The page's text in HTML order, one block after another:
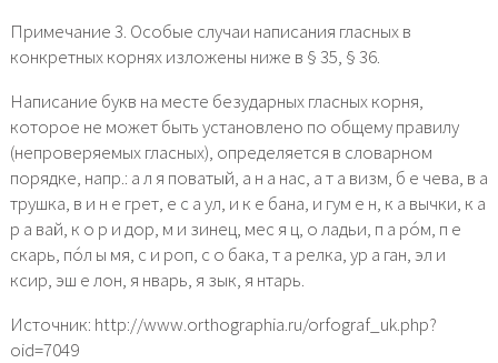
Примечание 3. Особые случаи написания гласных в
конкретных корнях изложены ниже в § 35, § 36.
Написание букв на месте безударных гласных корня,
которое не может быть установлено по общему правилу
(непроверяемых гласных), определяется в словарном
порядке, напр.: а л я поватый, а н а нас, а т а визм, б е чева, в а
трушка, в и н е грет, е с а ул, и к е бана, и гум е н, к а вычки, к а
р а вай, к о р и дор, м и зинец, мес я ц, о ладьи, п а ро́м, п е
скарь, по́л ы мя, с и роп, с о бака, т а релка, ур а ган, эл и
ксир, эш е лон, я нварь, я зык, я нтарь.
Источник: http://www.orthographia.ru/orfograf_uk.php?
oid=7049